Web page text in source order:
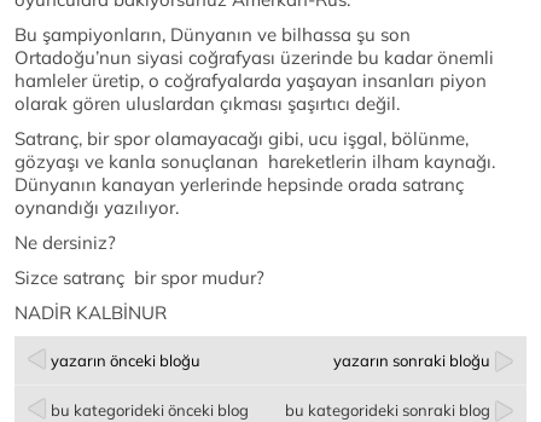
Bu şampiyonların, Dünyanın ve bilhassa şu son
Ortadoğu’nun siyasi coğrafyası üzerinde bu kadar önemli
hamleler üretip, o coğrafyalarda yaşayan insanları piyon
olarak gören uluslardan çıkması şaşırtıcı değil.
Satranç, bir spor olamayacağı gibi, ucu işgal, bölünme,
gözyaşı ve kanla sonuçlanan hareketlerin ilham kaynağı.
Dünyanın kanayan yerlerinde hepsinde orada satranç
oynandığı yazılıyor.
Ne dersiniz?
Sizce satranç bir spor mudur?
NADİR KALBİNUR
yazarın önceki bloğu yazarın sonraki bloğu
bu kategorideki önceki blog bu kategorideki sonraki blog